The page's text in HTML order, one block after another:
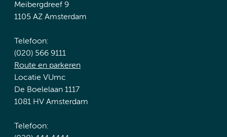
Meibergdreef 9
1105 AZ Amsterdam
Telefoon:
(020) 566 9111
Route en parkeren
Locatie VUmc
De Boelelaan 1117
1081 HV Amsterdam
Telefoon: